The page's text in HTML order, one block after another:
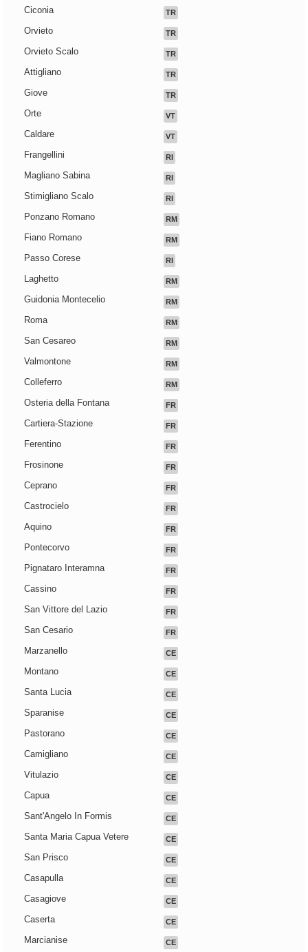
Ciconia TR
Orvieto TR
Orvieto Scalo TR
Attigliano TR
Giove TR
Orte VT
Caldare VT
Frangellini RI
Magliano Sabina RI
Stimigliano Scalo RI
Ponzano Romano RM
Fiano Romano RM
Passo Corese RI
Laghetto RM
Guidonia Montecelio RM
Roma RM
San Cesareo RM
Valmontone RM
Colleferro RM
Osteria della Fontana FR
Cartiera-Stazione FR
Ferentino FR
Frosinone FR
Ceprano FR
Castrocielo FR
Aquino FR
Pontecorvo FR
Pignataro Interamna FR
Cassino FR
San Vittore del Lazio FR
San Cesario FR
Marzanello CE
Montano CE
Santa Lucia CE
Sparanise CE
Pastorano CE
Camigliano CE
Vitulazio CE
Capua CE
Sant'Angelo In Formis CE
Santa Maria Capua Vetere CE
San Prisco CE
Casapulla CE
Casagiove CE
Caserta CE
Marcianise CE